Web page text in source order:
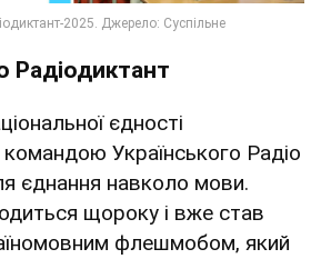
Радіодиктант
єдності
Українського Радіо
єднання навколо мови.
щороку і вже став
флешмобом, який